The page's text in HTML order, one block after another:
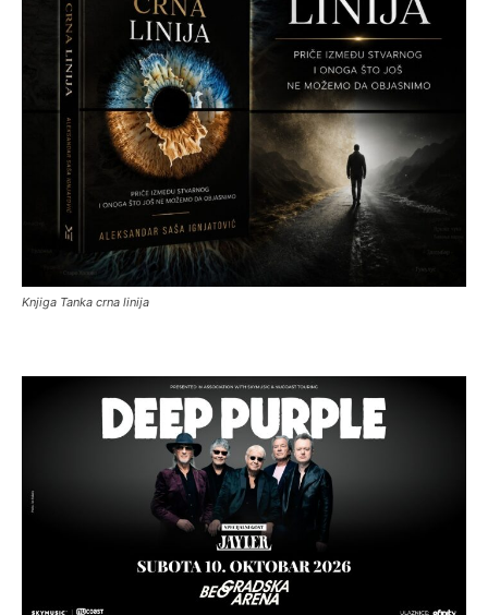
Knjiga Tanka crna linija